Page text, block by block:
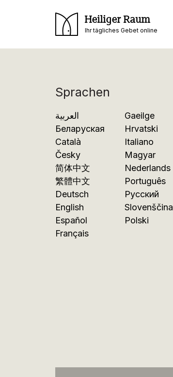
Heiliger Raum
Ihr tägliches Gebet online
Sprachen
العربية
Беларуская
Català
Česky
简体中文
繁體中文
Deutsch
English
Español
Français
Gaeilge
Hrvatski
Italiano
Magyar
Nederlands
Português
Русский
Slovenščina
Polski